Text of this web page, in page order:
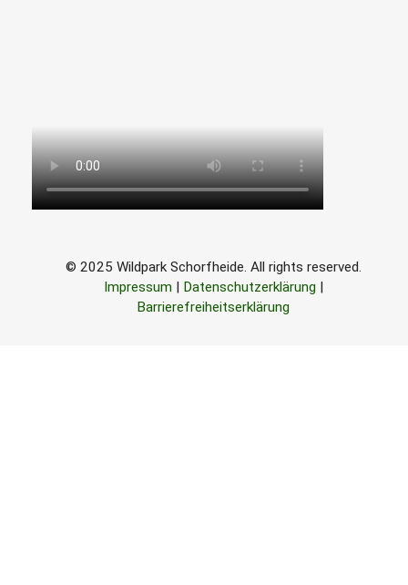
© 2025 Wildpark Schorfheide. All rights reserved.
Impressum| Datenschutzerklärung|
Barrierefreiheitserklärung